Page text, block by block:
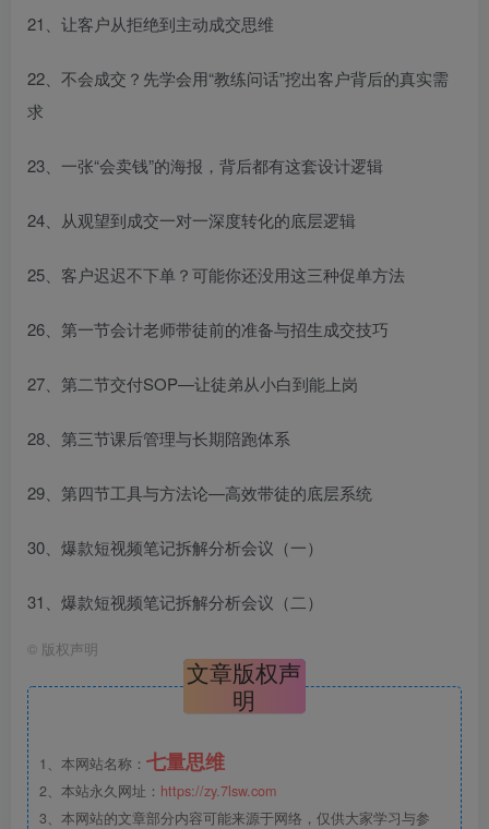
21、让客户从拒绝到主动成交思维
22、不会成交？先学会用“教练问话”挖出客户背后的真实需
求
23、一张“会卖钱”的海报，背后都有这套设计逻辑
24、从观望到成交一对一深度转化的底层逻辑
25、客户迟迟不下单？可能你还没用这三种促单方法
26、第一节会计老师带徒前的准备与招生成交技巧
27、第二节交付SOP—让徒弟从小白到能上岗
28、第三节课后管理与长期陪跑体系
29、第四节工具与方法论—高效带徒的底层系统
30、爆款短视频笔记拆解分析会议（一）
31、爆款短视频笔记拆解分析会议（二）
© 版权声明
文章版权声
明
1、本网站名称： 七量思维
2、本站永久网址： https://zy.7lsw.com
3、本网站的文章部分内容可能来源于网络，仅供大家学习与参